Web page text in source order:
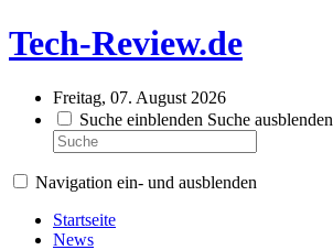
Tech-Review.de
Freitag, 07. August 2026
Suche einblenden Suche ausblenden
Navigation ein- und ausblenden
Startseite
News